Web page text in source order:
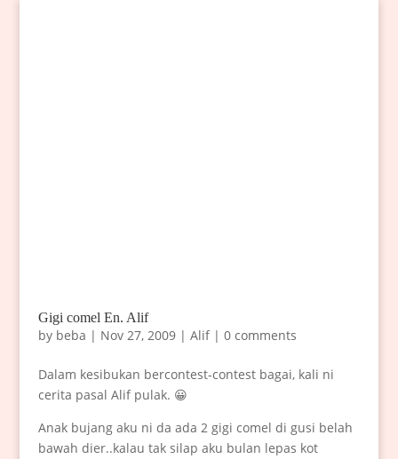
Gigi comel En. Alif
by beba | Nov 27, 2009| Alif| 0 comments
Dalam kesibukan bercontest-contest bagai, kali ni
cerita pasal Alif pulak. 😀
Anak bujang aku ni da ada 2 gigi comel di gusi belah
bawah dier..kalau tak silap aku bulan lepas kot